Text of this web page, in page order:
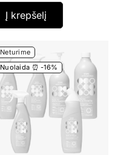
Į krepšelį
Neturime
Nuolaida ⏰ -16%